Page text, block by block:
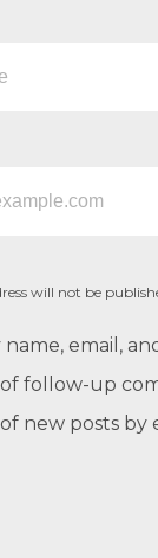
will not be
name, email,
follow-up
new posts by